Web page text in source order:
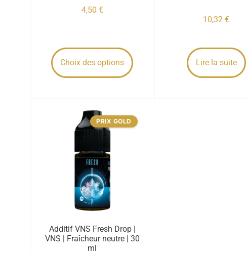
4,50 €
Choix des options
10,32€
Lire la suite
PRIX GOLD
Additif VNS Fresh Drop |
VNS | Fraîcheur neutre | 30
ml